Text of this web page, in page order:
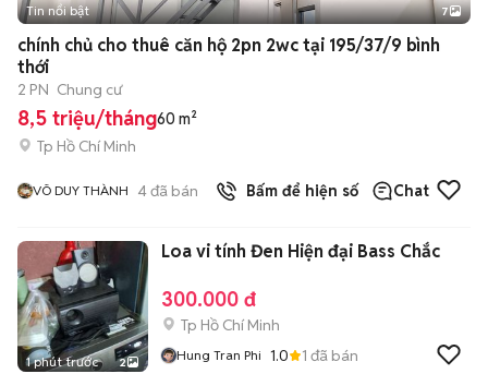
+2
Tin nổi bật 7
chính chủ cho thuê căn hộ 2pn 2wc tại 195/37/9 bình
thới
2 PN Chung cư
8,5 triệu/tháng60 m²
Tp Hồ Chí Minh
VÕ DUY THÀNH 4đã bán Bấm để hiện số Chat
1 phút trước 2
Loa vi tính Đen Hiện đại Bass Chắc
300.000 đ
Tp Hồ Chí Minh
Hung Tran Phi 1.0 1 đã bán